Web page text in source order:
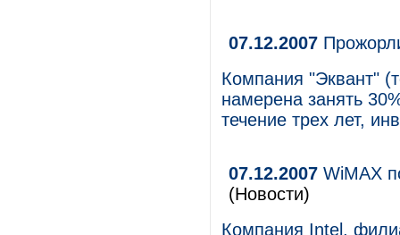
07.12.2007
Компания "Эквант"
намерена занять
течение трех лет,
07.12.2007 WiMAX
(Новости)
Компания Intel,